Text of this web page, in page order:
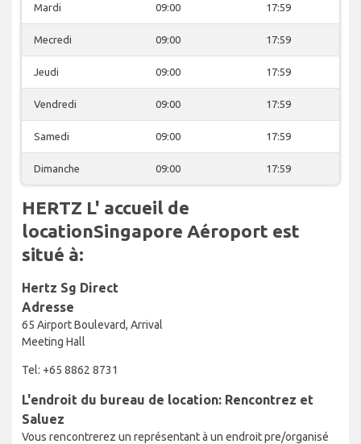
Mardi 09:00 17:59
Mecredi 09:00 17:59
Jeudi 09:00 17:59
Vendredi 09:00 17:59
Samedi 09:00 17:59
Dimanche 09:00 17:59
HERTZ L' accueil de
locationSingapore Aéroport est
situé à:
Hertz Sg Direct
Adresse
65 Airport Boulevard, Arrival
Meeting Hall
Tel: +65 8862 8731
L'endroit du bureau de location: Rencontrez et
Saluez
Vous rencontrerez un représentant à un endroit pre/organisé